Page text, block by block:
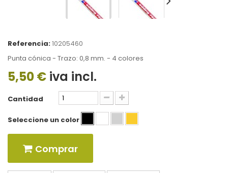
Referencia:10205460
Punta cónica - Trazo: 0,8 mm. - 4 colores
5,50 € iva incl.
Cantidad
Seleccione un color
Comprar